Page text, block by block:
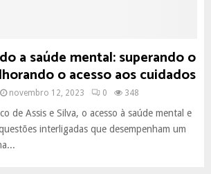
a saúde mental: superando o
o acesso aos cuidados
novembro 12, 2023 0 348
de Assis e Silva, o acesso à saúde mental e
interligadas que desempenham um